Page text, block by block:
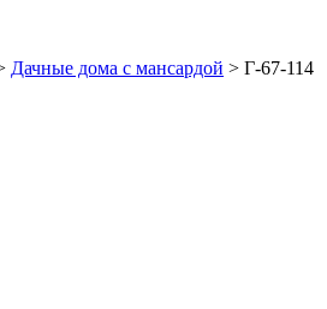
Дачные дома с мансардой > Г-67-114